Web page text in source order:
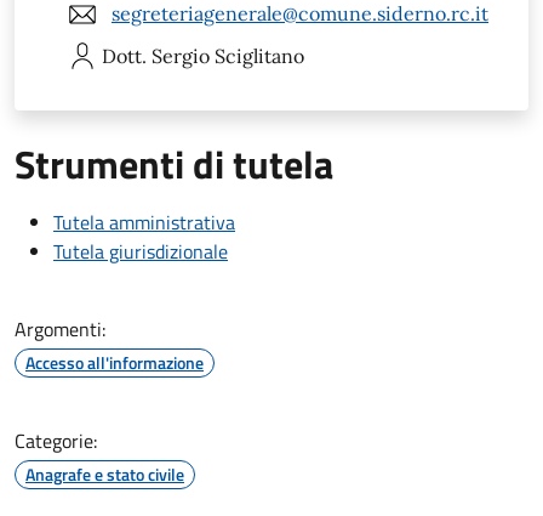
segreteriagenerale@comune.siderno.rc.it
Dott. Sergio Sciglitano
Strumenti di tutela
Tutela amministrativa
Tutela giurisdizionale
Argomenti:
Accesso all'informazione
Categorie:
Anagrafe e stato civile